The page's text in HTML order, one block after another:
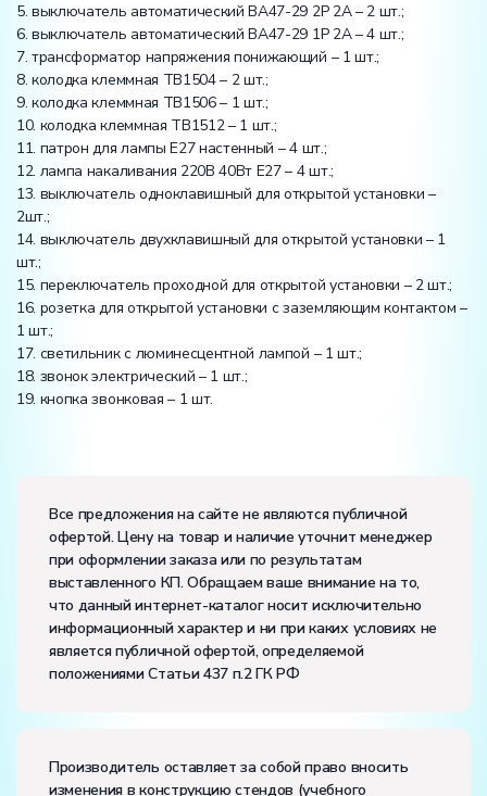
5. выключатель автоматический ВА47-29 2Р 2А – 2 шт.;
6. выключатель автоматический ВА47-29 1Р 2А – 4 шт.;
7. трансформатор напряжения понижающий – 1 шт.;
8. колодка клеммная ТВ1504 – 2 шт.;
9. колодка клеммная ТВ1506 – 1 шт.;
10. колодка клеммная ТВ1512 – 1 шт.;
11. патрон для лампы Е27 настенный – 4 шт.;
12. лампа накаливания 220В 40Вт Е27 – 4 шт.;
13. выключатель одноклавишный для открытой установки –
2шт.;
14. выключатель двухклавишный для открытой установки – 1
шт.;
15. переключатель проходной для открытой установки – 2 шт.;
16. розетка для открытой установки с заземляющим контактом –
1 шт.;
17. светильник с люминесцентной лампой – 1 шт.;
18. звонок электрический – 1 шт.;
19. кнопка звонковая – 1 шт.
частота, Гц:50
Класс защиты от поражения электрическим током:
Диапазон рабочих температур, ˚С:+10…+35
Влажность, %:до 80
Все предложения на сайте не являются публичной
офертой. Цену на товар и наличие уточнит менеджер
при оформлении заказа или по результатам
выставленного КП. Обращаем ваше внимание на то,
что данный интернет-каталог носит исключительно
информационный характер и ни при каких условиях не
является публичной офертой, определяемой
положениями Статьи 437 п.2 ГК РФ
Производитель оставляет за собой право вносить
изменения в конструкцию стендов (учебного